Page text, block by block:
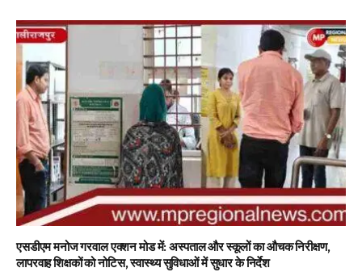
एसडीएम मनोज गरवाल एक्शन मोड में: अस्पताल और स्कूलों का औचक निरीक्षण,
लापरवाह शिक्षकों को नोटिस, स्वास्थ्य सुविधाओं में सुधार के निर्देश